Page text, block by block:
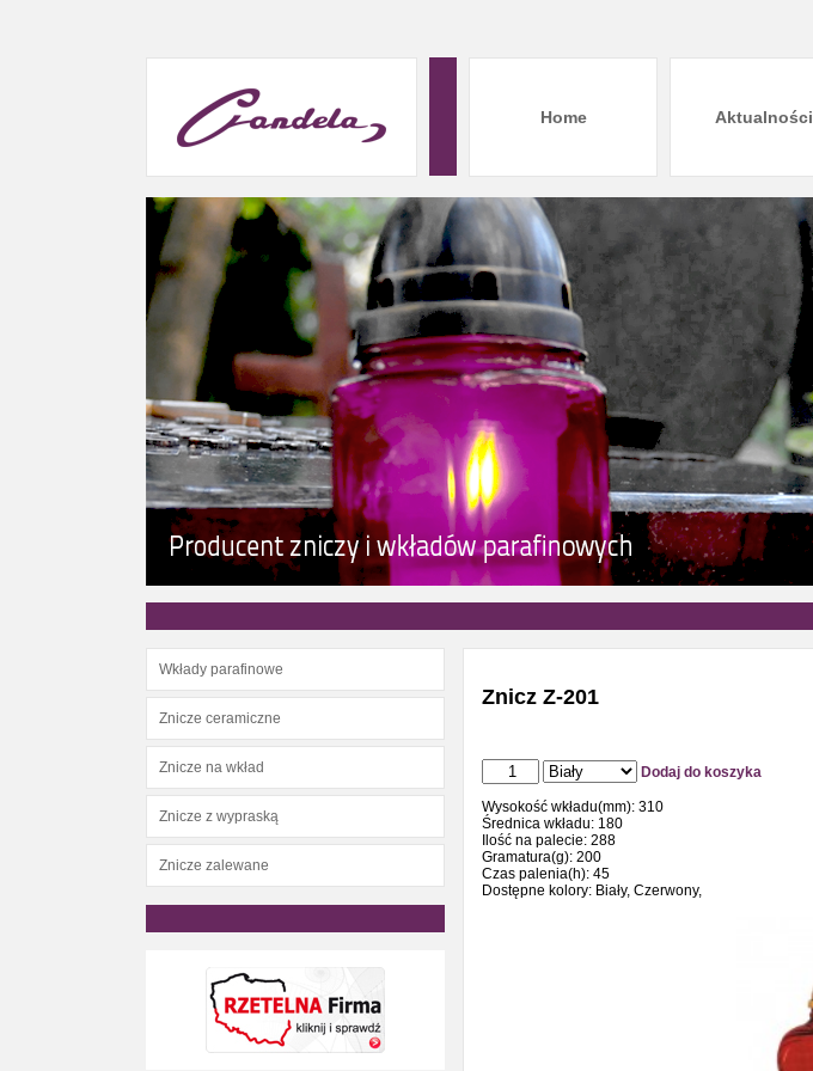
Home Aktualności
Wkłady parafinowe
Znicze ceramiczne
Znicze na wkład
Znicze z wypraską
Znicze zalewane
Znicz Z-201
Dodaj do koszyka
Wysokość wkładu(mm): 310
Średnica wkładu: 180
Ilość na palecie: 288
Gramatura(g): 200
Czas palenia(h): 45
Dostępne kolory: Biały, Czerwony,